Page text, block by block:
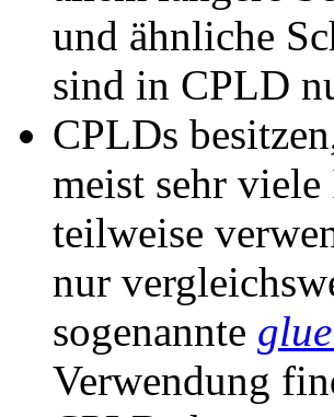
und ähnliche
sind in CPLD
CPLDs
meist sehr
teilweise
nur
sogenannte
Verwendung